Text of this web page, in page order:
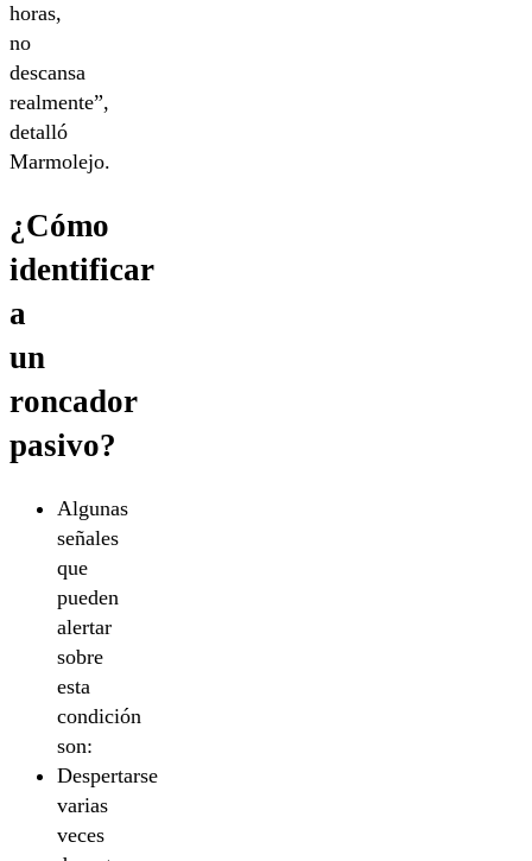
horas,
no
descansa
realmente”,
detalló
Marmolejo.
¿Cómo
identificar
a
un
roncador
pasivo?
Algunas
señales
que
pueden
alertar
sobre
esta
condición
son:
Despertarse
varias
veces